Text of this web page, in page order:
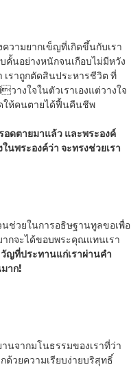
ความยากเข็ญที่เกิดขึ้นกับเรา
คั้นอย่างหนักจนเกือบไม่มีหวัง
เราถูกตัดสินประหารชีวิต ที่
วางใจในตัวเราเองแต่วางใจ
ให้คนตายได้ฟื้นคืนชีพ
อดตายมาแล้ว และพระองค์
นพระองค์ว่า จะทรงช่วยเรา
ช่วยในการอธิษฐานทูลขอเพื่อ
ากจะได้ขอบพระคุณแทนเรา
ญที่ประทานแก่เราผ่านคำ
าก!
นจากมโนธรรมของเราที่ว่า
ด้วยความเรียบง่ายบริสุทธิ์